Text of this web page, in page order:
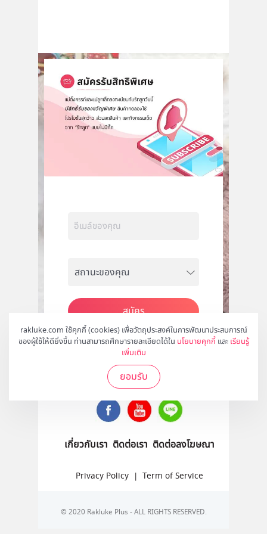
rakluke.com ใช้คุกกี้ (cookies) เพื่อวัตถุประสงค์ในการพัฒนาประสบการณ์
ของผู้ใช้ให้ดียิ่งขึ้น ท่านสามารถศึกษารายละเอียดได้ใน นโยบายคุกกี้ และ เรียนรู้
เพิ่มเติม
ยอมรับ
สมัคร
ติดตามเราได้ที่
เกี่ยวกับเรา ติดต่อเรา ติดต่อลงโฆษณา
Privacy Policy | Term of Service
© 2020 Rakluke Plus - ALL RIGHTS RESERVED.